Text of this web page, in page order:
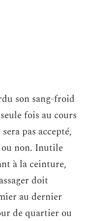
son sang-froid
fois au cours
pas accepté,
ou non. Inutile
à la ceinture,
doit
au dernier
de quartier ou